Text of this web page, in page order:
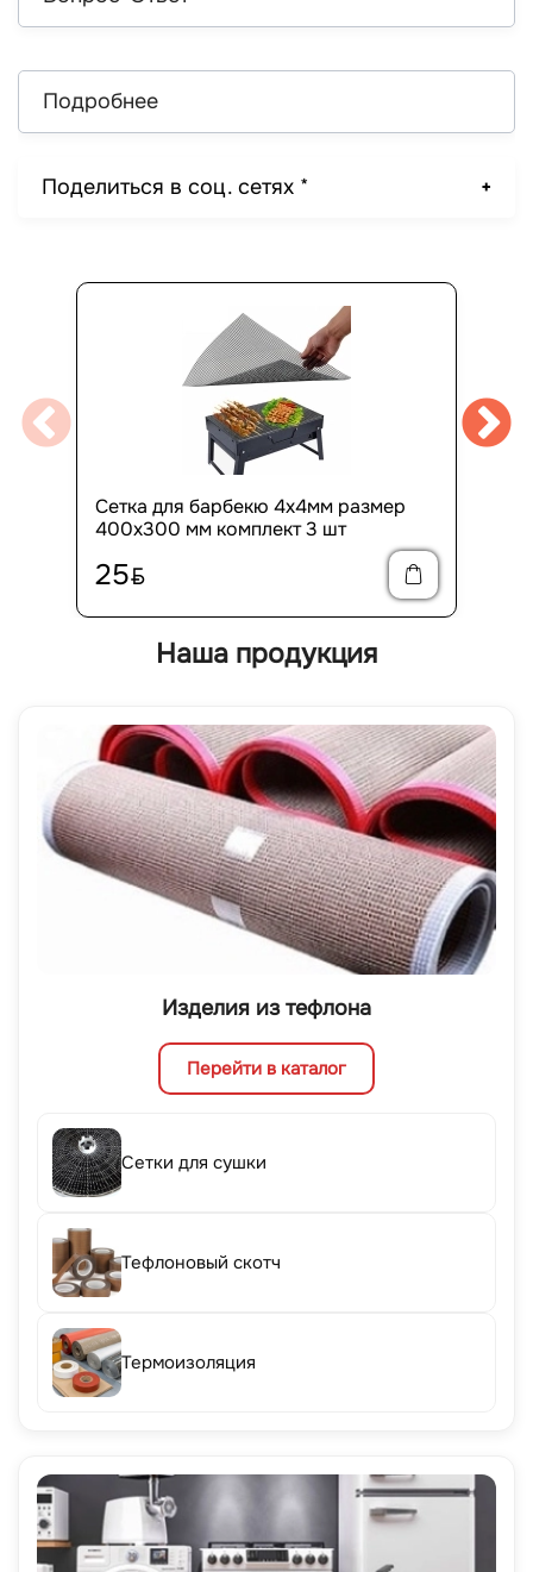
Подробнее
Поделиться в соц. сетях *
Сетка для барбекю 4х4мм размер
400х300 мм комплект 3 шт
25BYN
Наша продукция
Изделия из тефлона
Перейти в каталог
Сетки для сушки
Тефлоновый скотч
Термоизоляция